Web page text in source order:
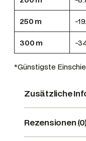
250 m -
300 m -
*Günstigste
Zusätzliche
Rezensionen